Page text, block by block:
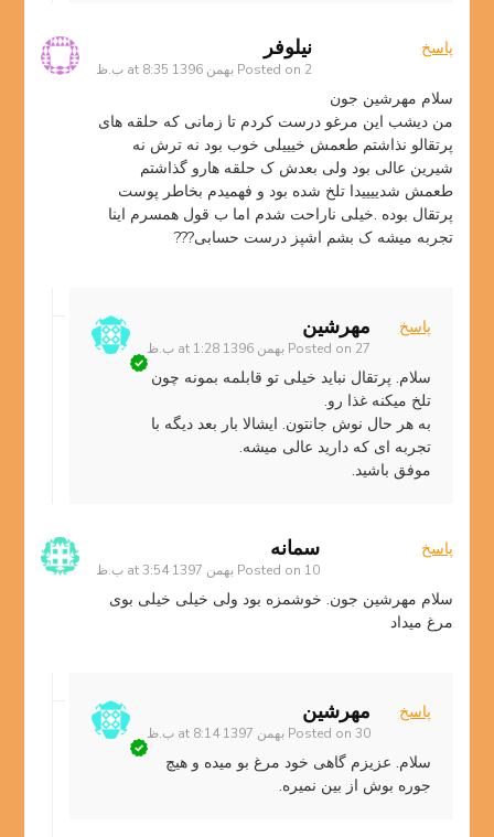
نيلوفر
Posted on 2 بهمن 1396 at 8:35 ب.ظ
پاسخ
سلام مهرشین جون
من دیشب این مرغو درست کردم تا زمانی که حلقه های
پرتقالو نذاشتم طعمش خیییلی خوب بود نه ترش نه
شیرین عالی بود ولی بعدش ک حلقه هارو گذاشتم
طعمش شدییییدا تلخ شده بود و فهمیدم بخاطر پوست
پرتقال بوده .خیلی ناراحت شدم اما ب قول همسرم اینا
تجربه میشه ک بشم اشپز درست حسابی???
مهرشین
Posted on 27 بهمن 1396 at 1:28 ب.ظ
پاسخ
سلام. پرتقال نباید خیلی تو قابلمه بمونه چون
تلخ میکنه غذا رو.
به هر حال نوش جانتون. ایشالا بار بعد دیگه با
تجربه ای که دارید عالی میشه.
موفق باشید.
سمانه
Posted on 10 بهمن 1397 at 3:54 ب.ظ
پاسخ
سلام مهرشین جون. خوشمزه بود ولی خیلی خیلی بوی
مرغ میداد
مهرشین
Posted on 30 بهمن 1397 at 8:14 ب.ظ
پاسخ
سلام. عزیزم گاهی خود مرغ بو میده و هیچ
جوره بوش از بین نمیره.